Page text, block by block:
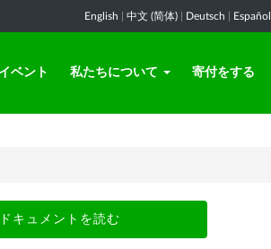
English 中文 (简体) Deutsch Español
イベント 私たちについて 寄付をする
ドキュメントを読む